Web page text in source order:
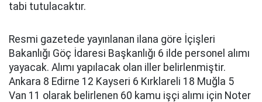
tabi tutulacaktır.
Resmi gazetede yayınlanan ilana göre İçişleri
Bakanlığı Göç İdaresi Başkanlığı 6 ilde personel alımı
yayacak. Alımı yapılacak olan iller belirlenmiştir.
Ankara 8 Edirne 12 Kayseri 6 Kırklareli 18 Muğla 5
Van 11 olarak belirlenen 60 kamu işçi alımı için Noter